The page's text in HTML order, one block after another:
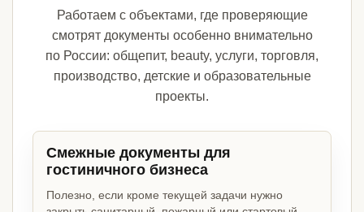
Работаем с объектами, где проверяющие
смотрят документы особенно внимательно
по России: общепит, beauty, услуги, торговля,
производство, детские и образовательные
проекты.
Смежные документы для
гостиничного бизнеса
Полезно, если кроме текущей задачи нужно